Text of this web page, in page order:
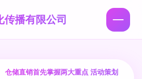
播有限公司
仓储直销首先掌握两大重点 活动策划